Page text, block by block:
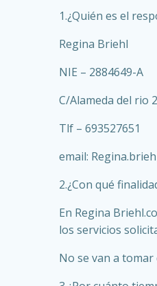
1.¿Quién es el
Regina Briehl
NIE – 2884649-A
C/Alameda del rio
Tlf – 693527651
email:
2.¿Con qué
En Regina
los servicios
No se van a